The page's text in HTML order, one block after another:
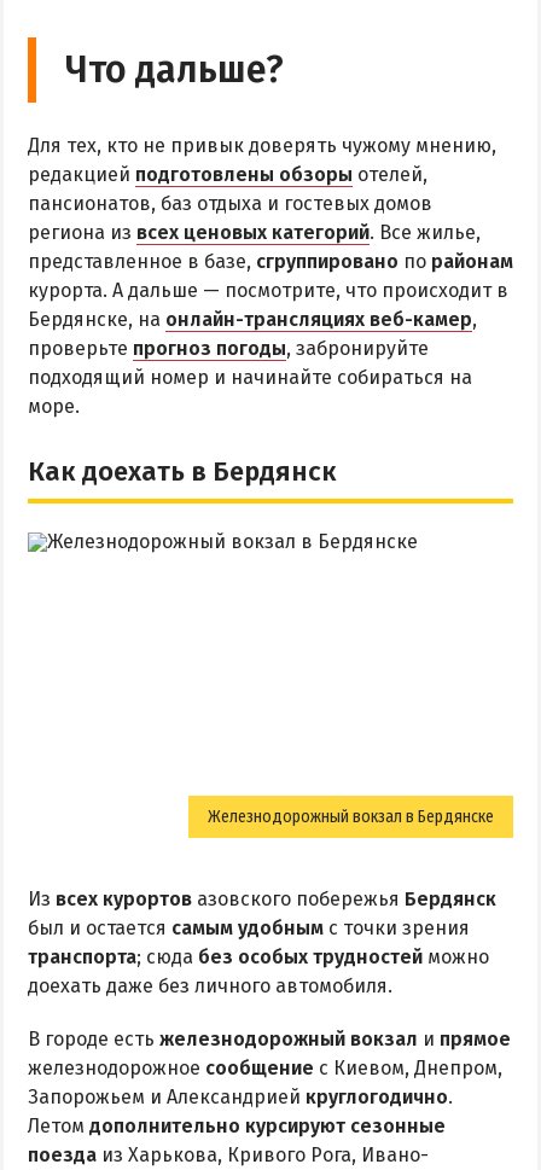
Что дальше?
Для тех, кто не привык доверять чужому мнению,
редакцией подготовлены обзоры отелей,
пансионатов, баз отдыха и гостевых домов
региона из всех ценовых категорий. Все жилье,
представленное в базе, сгруппировано по районам
курорта. А дальше — посмотрите, что происходит в
Бердянске, на онлайн-трансляциях веб-камер,
проверьте прогноз погоды, забронируйте
подходящий номер и начинайте собираться на
море.
Как доехать в Бердянск
Железнодорожный вокзал в Бердянске
Из всех курортов азовского побережья Бердянск
был и остается самым удобным с точки зрения
транспорта; сюда без особых трудностей можно
доехать даже без личного автомобиля.
В городе есть железнодорожный вокзал и прямое
железнодорожное сообщение с Киевом, Днепром,
Запорожьем и Александрией круглогодично.
Летом дополнительно курсируют сезонные
поезда из Харькова, Кривого Рога, Ивано-